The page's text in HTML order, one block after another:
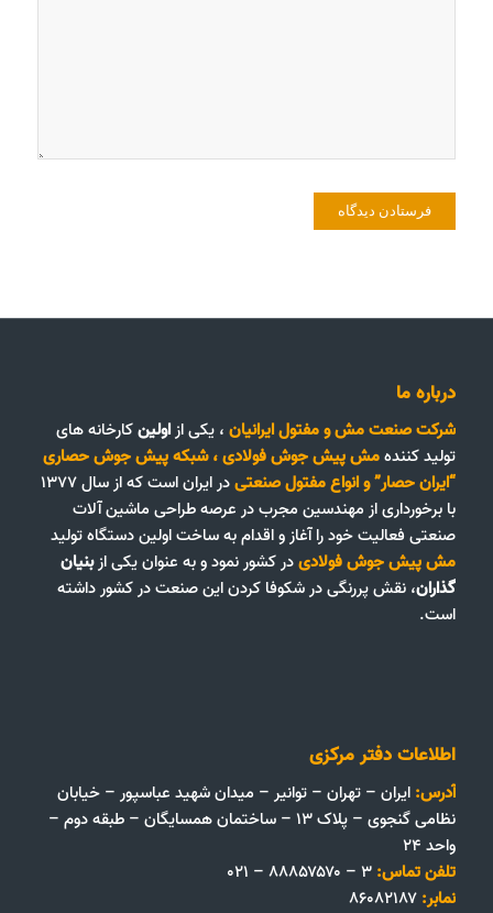
درباره ما
شرکت صنعت مش و مفتول ایرانیان، یکی ازاولینکارخانه های
تولید کنندهمش پیش جوش فولادی،شبکه پیش جوش حصاری
“ایران حصار”وانواع مفتول صنعتی
در ایران است که از سال ۱۳۷۷
با برخورداری از مهندسین مجرب در عرصه طراحی ماشین آلات
صنعتی فعالیت خود را آغاز و اقدام به ساخت اولین دستگاه تولید
مش پیش جوش فولادیدر کشور نمود و به عنوان یکی ازبنیان
گذاران، نقش پررنگی در شکوفا کردن این صنعت در کشور داشته
است.
اطلاعات دفتر مرکزی
آدرس: ایران – تهران – توانیر – میدان شهید عباسپور – خیابان
نظامی گنجوی – پلاک ۱۳ – ساختمان همسایگان – طبقه دوم –
واحد ۲۴
تلفن تماس:
نمابر: